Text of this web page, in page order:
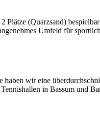
Plätze (Quarzsand)
Umfeld für
wir eine
in Bassum und